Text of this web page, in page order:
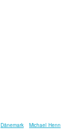
Dänemark Michael Henn